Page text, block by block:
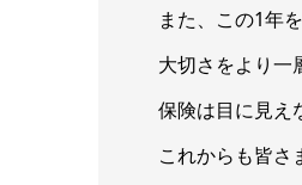
また、この1年
大切さをより一
保険は目に見え
これからも皆さ